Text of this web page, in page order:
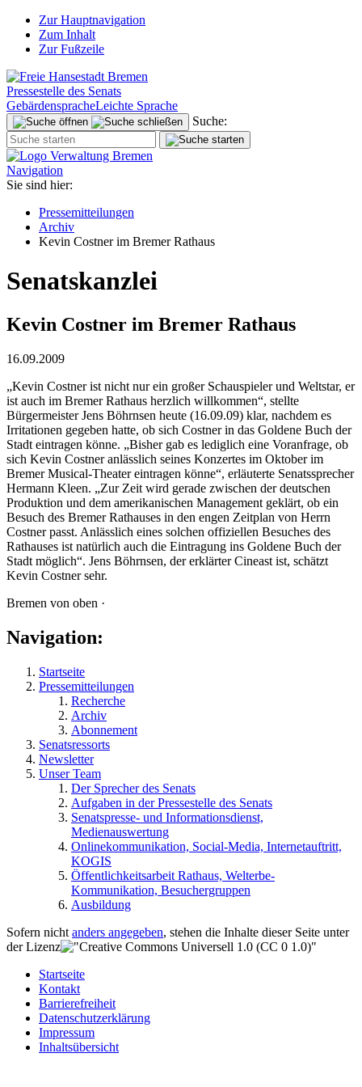
Zur Hauptnavigation
Zum Inhalt
Zur Fußzeile
Pressestelle des Senats
GebärdenspracheLeichte Sprache
Suche:
Navigation
Sie sind hier:
Pressemitteilungen
Archiv
Kevin Costner im Bremer Rathaus
Senatskanzlei
Kevin Costner im Bremer Rathaus
16.09.2009
„Kevin Costner ist nicht nur ein großer Schauspieler und Weltstar, er
ist auch im Bremer Rathaus herzlich willkommen“, stellte
Bürgermeister Jens Böhrnsen heute (16.09.09) klar, nachdem es
Irritationen gegeben hatte, ob sich Costner in das Goldene Buch der
Stadt eintragen könne. „Bisher gab es lediglich eine Voranfrage, ob
sich Kevin Costner anlässlich seines Konzertes im Oktober im
Bremer Musical-Theater eintragen könne“, erläuterte Senatssprecher
Hermann Kleen. „Zur Zeit wird gerade zwischen der deutschen
Produktion und dem amerikanischen Management geklärt, ob ein
Besuch des Bremer Rathauses in den engen Zeitplan von Herrn
Costner passt. Anlässlich eines solchen offiziellen Besuches des
Rathauses ist natürlich auch die Eintragung ins Goldene Buch der
Stadt möglich“. Jens Böhrnsen, der erklärter Cineast ist, schätzt
Kevin Costner sehr.
Bremen von oben ·
Navigation:
Startseite
Pressemitteilungen
Recherche
Archiv
Abonnement
Senatsressorts
Newsletter
Unser Team
Der Sprecher des Senats
Aufgaben in der Pressestelle des Senats
Senatspresse- und Informationsdienst,
Medienauswertung
Onlinekommunikation, Social-Media, Internetauftritt,
KOGIS
Öffentlichkeitsarbeit Rathaus, Welterbe-
Kommunikation, Besuchergruppen
Ausbildung
Sofern nicht anders angegeben, stehen die Inhalte dieser Seite unter
der Lizenz
Startseite
Kontakt
Barrierefreiheit
Datenschutzerklärung
Impressum
Inhaltsübersicht